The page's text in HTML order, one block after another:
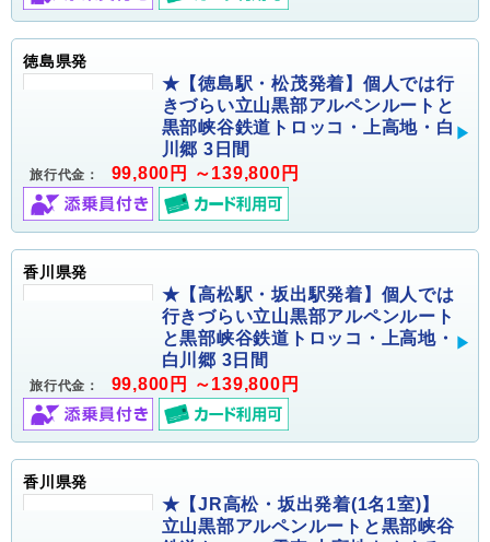
徳島県発
★【徳島駅・松茂発着】個人では行
きづらい立山黒部アルペンルートと
黒部峡谷鉄道トロッコ・上高地・白
川郷 3日間
旅行代金： 99,800円 ～139,800円
香川県発
★【高松駅・坂出駅発着】個人では
行きづらい立山黒部アルペンルート
と黒部峡谷鉄道トロッコ・上高地・
白川郷 3日間
旅行代金： 99,800円 ～139,800円
香川県発
★【JR高松・坂出発着(1名1室)】
立山黒部アルペンルートと黒部峡谷